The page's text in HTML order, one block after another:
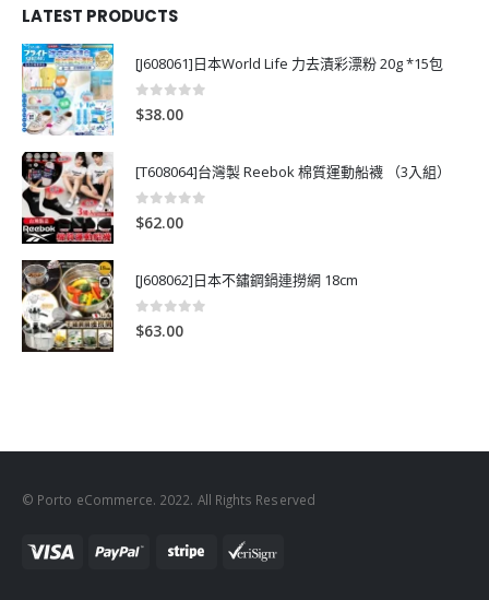
LATEST PRODUCTS
[J608061]日本World Life 力去漬彩漂粉 20g *15包
0out of 5
$38.00
[T608064]台灣製 Reebok 棉質運動船襪 （3入組）
0
$62.00
[J608062]日本不鏽鋼鍋連撈網 18cm
0
$63.00
© Porto eCommerce. 2022. All Rights Reserved